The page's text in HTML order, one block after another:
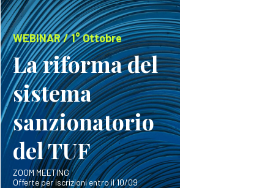
WEBINAR / 1° Ottobre
La riforma del
sistema
sanzionatorio
del TUF
ZOOM MEETING
Offerte per iscrizioni entro il 10/09